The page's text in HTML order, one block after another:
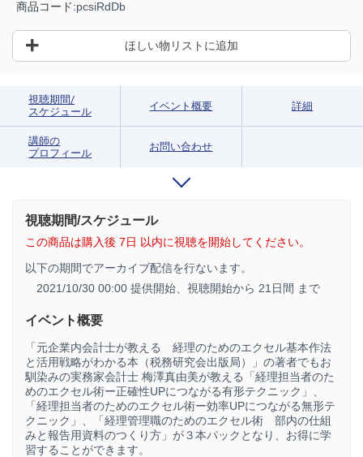
商品コード:pcsiRdDb
ほしい物リストに追加
視聴期間/
スケジュール
イベント概要 詳細
講師の
プロフィール
お問い合わせ
視聴期間/スケジュール
この商品は購入後 7日 以内に視聴を開始してください。
以下の期間でアーカイブ配信を行ないます。
2021/10/30 00:00 提供開始、 視聴開始から 21日間 まで
イベント概要
「元企業内会計士が教える 経理のためのエクセル基本作法
と活用戦略がわかる本（税務研究会出版局）」の著者でもお
馴染みの実務家会計士 梅澤真由美が教える「経理担当者のた
めのエクセル術ー正確性UPにつながる有形テクニック」、
「経理担当者のためのエクセル術ー効率UPにつながる無形テ
クニック」、「経理管理職のためのエクセル術 部内の仕組
みと報告用資料のつくり方」が３本パックとなり、お得に学
習することができます。